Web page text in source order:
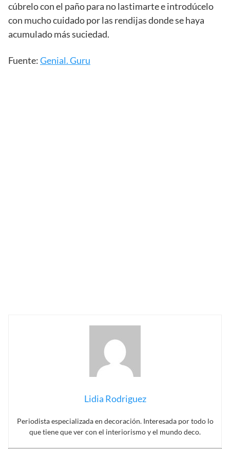
cúbrelo con el paño para no lastimarte e introdúcelo
con mucho cuidado por las rendijas donde se haya
acumulado más suciedad.
Fuente:Genial. Guru
Lidia Rodriguez
Periodista especializada en decoración. Interesada por todo lo
que tiene que ver con el interiorismo y el mundo deco.